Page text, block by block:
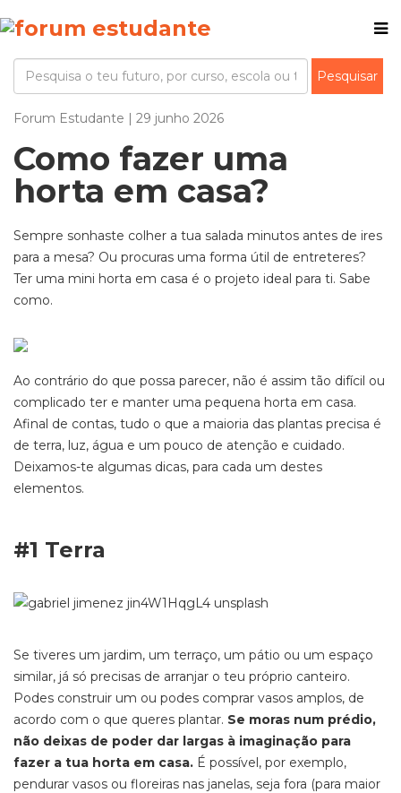
Forum Estudante | 29 junho 2026
Como fazer uma
horta em casa?
Sempre sonhaste colher a tua salada minutos antes de ires
para a mesa? Ou procuras uma forma útil de entreteres?
Ter uma mini horta em casa é o projeto ideal para ti. Sabe
como.
Ao contrário do que possa parecer, não é assim tão difícil ou
complicado ter e manter uma pequena horta em casa.
Afinal de contas, tudo o que a maioria das plantas precisa é
de terra, luz, água e um pouco de atenção e cuidado.
Deixamos-te algumas dicas, para cada um destes
elementos.
#1 Terra
Se tiveres um jardim, um terraço, um pátio ou um espaço
similar, já só precisas de arranjar o teu próprio canteiro.
Podes construir um ou podes comprar vasos amplos, de
acordo com o que queres plantar. Se moras num prédio,
não deixas de poder dar largas à imaginação para
fazer a tua horta em casa. É possível, por exemplo,
pendurar vasos ou floreiras nas janelas, seja fora (para maior